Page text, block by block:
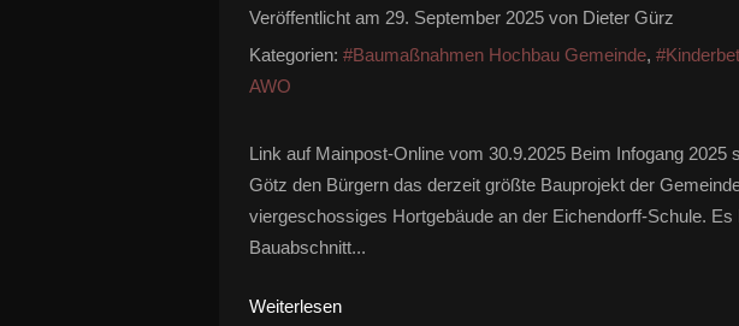
Veröffentlicht am 29. September 2025 von Dieter Gürz
Kategorien: #Baumaßnahmen Hochbau Gemeinde,
AWO
Link auf Mainpost-Online vom 30.9.2025 Beim Infogang 2025
Götz den Bürgern das derzeit größte Bauprojekt der
viergeschossiges Hortgebäude an der Eichendorff-Schule. Es
Bauabschnitt...
Weiterlesen